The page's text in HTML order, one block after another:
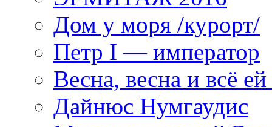
Дом у моря /курорт/
Петр I — император
Весна, весна и всё
Дайнюс Нумгаудис